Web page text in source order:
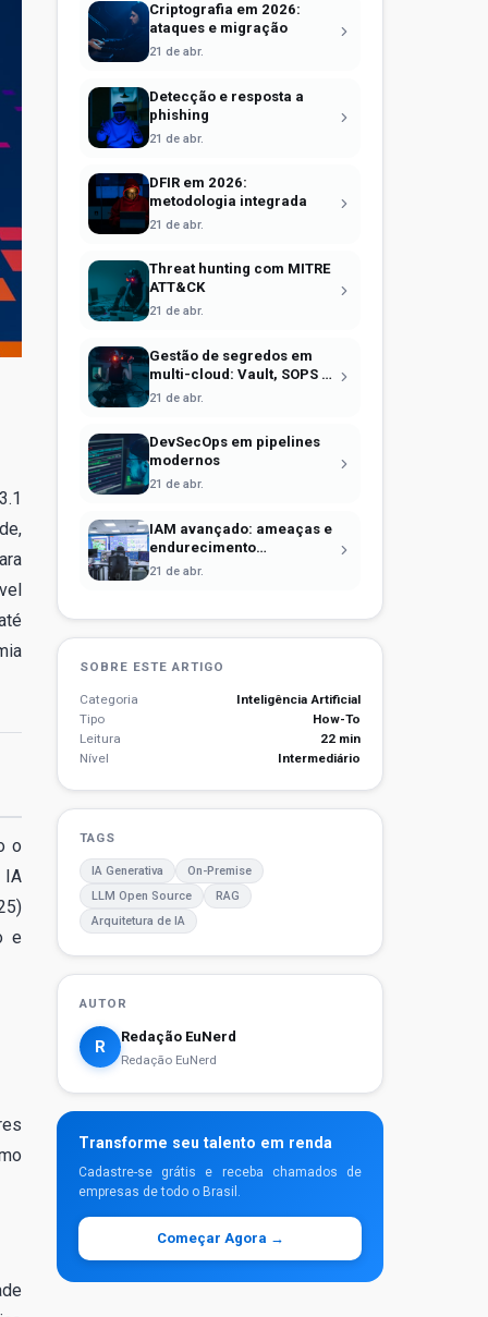
o
IA
e
Criptografia em 2026:
ataques e migração
21 de abr.
Detecção e resposta a
phishing
21 de abr.
DFIR em 2026:
metodologia integrada
21 de abr.
Threat hunting com MITRE
ATT&CK
21 de abr.
Gestão de segredos em
multi-cloud: Vault, SOPS e
identidade efêmera
21 de abr.
DevSecOps em pipelines
modernos
21 de abr.
IAM avançado: ameaças e
endurecimento
operacional
21 de abr.
SOBRE ESTE ARTIGO
Categoria
Inteligência Artificial
Tipo
How-To
Leitura
22 min
Nível
Intermediário
TAGS
IA Generativa
On-Premise
LLM Open Source
RAG
Arquitetura de IA
AUTOR
R
Redação EuNerd
Redação EuNerd
Transforme seu talento em renda
Cadastre-se grátis e receba chamados de
empresas de todo o Brasil.
Começar Agora →